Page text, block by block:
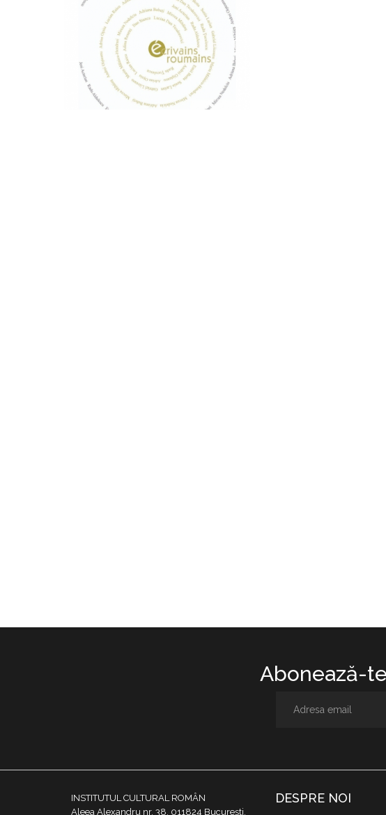
Abonează-
INSTITUTUL CULTURAL ROMÂN
Aleea Alexandru nr. 38, 011824 București,
DESPRE NOI